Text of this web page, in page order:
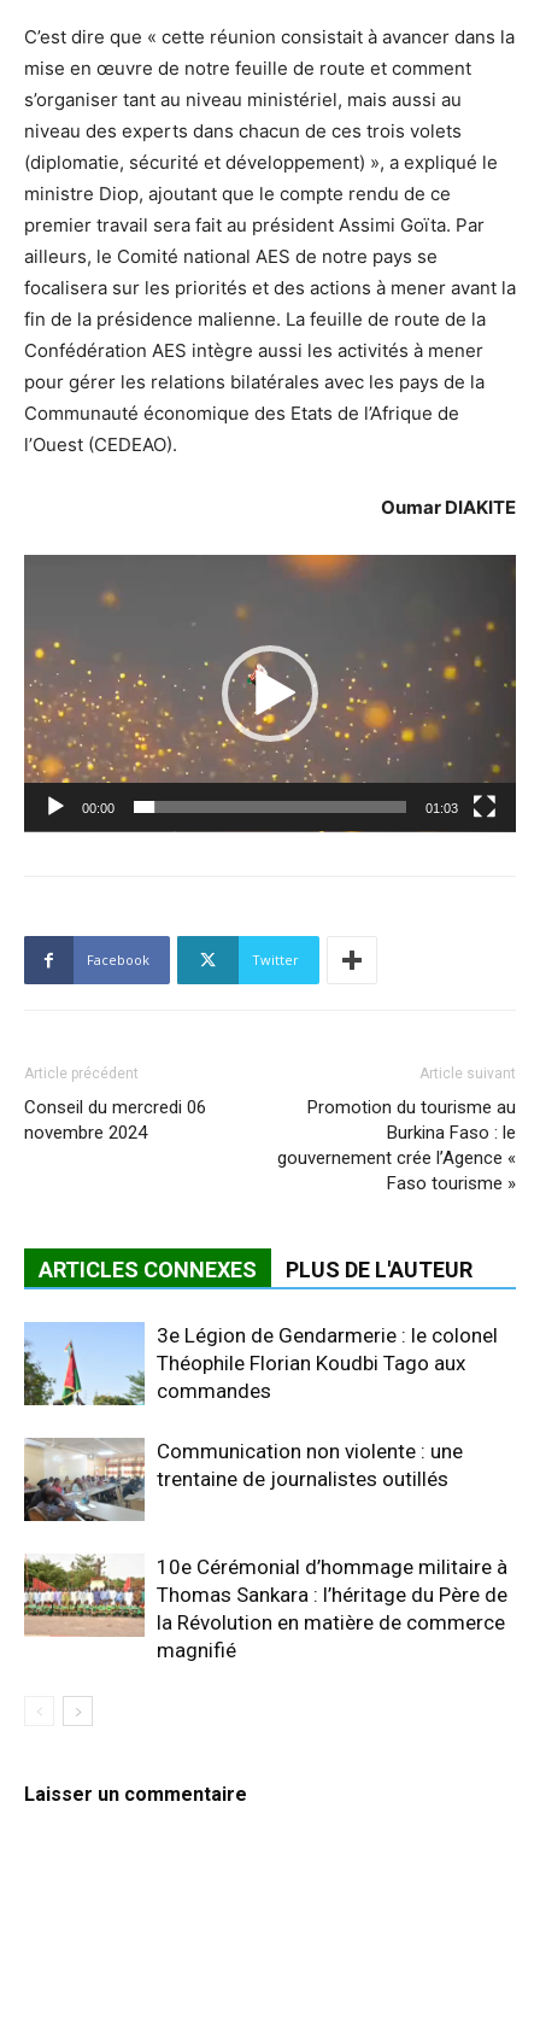
C’est dire que « cette réunion consistait à avancer dans la
mise en œuvre de notre feuille de route et comment
s’organiser tant au niveau ministériel, mais aussi au
niveau des experts dans chacun de ces trois volets
(diplomatie, sécurité et développement) », a expliqué le
ministre Diop, ajoutant que le compte rendu de ce
premier travail sera fait au président Assimi Goïta. Par
ailleurs, le Comité national AES de notre pays se
focalisera sur les priorités et des actions à mener avant la
fin de la présidence malienne. La feuille de route de la
Confédération AES intègre aussi les activités à mener
pour gérer les relations bilatérales avec les pays de la
Communauté économique des Etats de l’Afrique de
l’Ouest (CEDEAO).
Oumar DIAKITE
Lecteur
00:00 01:03
Facebook Twitter
Article précédent
Conseil du mercredi 06
novembre 2024
Article suivant
Promotion du tourisme au
Burkina Faso : le
gouvernement crée l’Agence «
Faso tourisme »
ARTICLES CONNEXES PLUS DE L'AUTEUR
3e Légion de Gendarmerie : le colonel
Théophile Florian Koudbi Tago aux
commandes
Communication non violente : une
trentaine de journalistes outillés
10e Cérémonial d’hommage militaire à
Thomas Sankara : l’héritage du Père de
la Révolution en matière de commerce
magnifié
Laisser un commentaire